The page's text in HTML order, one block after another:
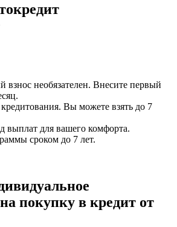
взнос необязателен. Внесите первый
Вы можете взять до 7
выплат для вашего комфорта.
сроком до 7 лет.
покупку в кредит от